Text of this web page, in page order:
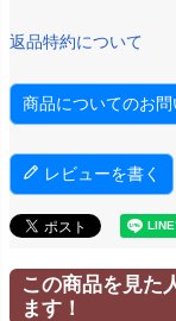
返品特約について
商品についてのお
レビューを書く
この商品を見た
ます！